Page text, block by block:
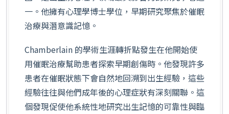
一。他擁有心理學博士學位，早期研究聚焦於催眠
治療與潛意識記憶。
Chamberlain 的學術生涯轉折點發生在他開始使
用催眠治療幫助患者探索早期創傷時。他發現許多
患者在催眠狀態下會自然地回溯到出生經驗，這些
經驗往往與他們成年後的心理症狀有深刻關聯。這
個發現促使他系統性地研究出生記憶的可靠性與臨